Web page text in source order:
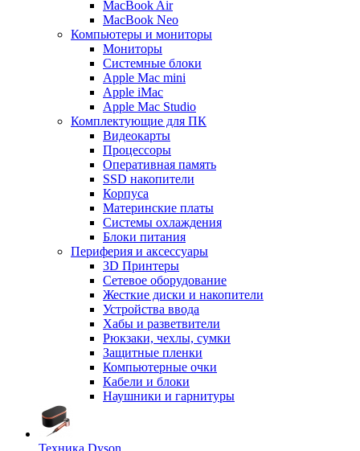
MacBook Air
MacBook Neo
Компьютеры и мониторы
Мониторы
Системные блоки
Apple Mac mini
Apple iMac
Apple Mac Studio
Комплектующие для ПК
Видеокарты
Процессоры
Оперативная память
SSD накопители
Корпуса
Материнские платы
Системы охлаждения
Блоки питания
Периферия и аксессуары
3D Принтеры
Сетевое оборудование
Жесткие диски и накопители
Устройства ввода
Хабы и разветвители
Рюкзаки, чехлы, сумки
Защитные пленки
Компьютерные очки
Кабели и блоки
Наушники и гарнитуры
Техника Dyson